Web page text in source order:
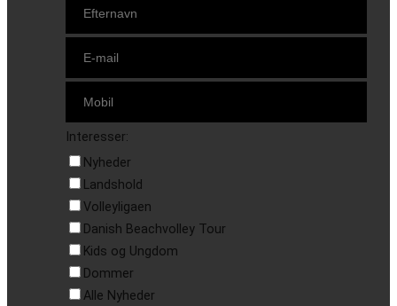
Interesser:
Nyheder
Landshold
Volleyligaen
Danish Beachvolley Tour
Kids og Ungdom
Dommer
Alle Nyheder